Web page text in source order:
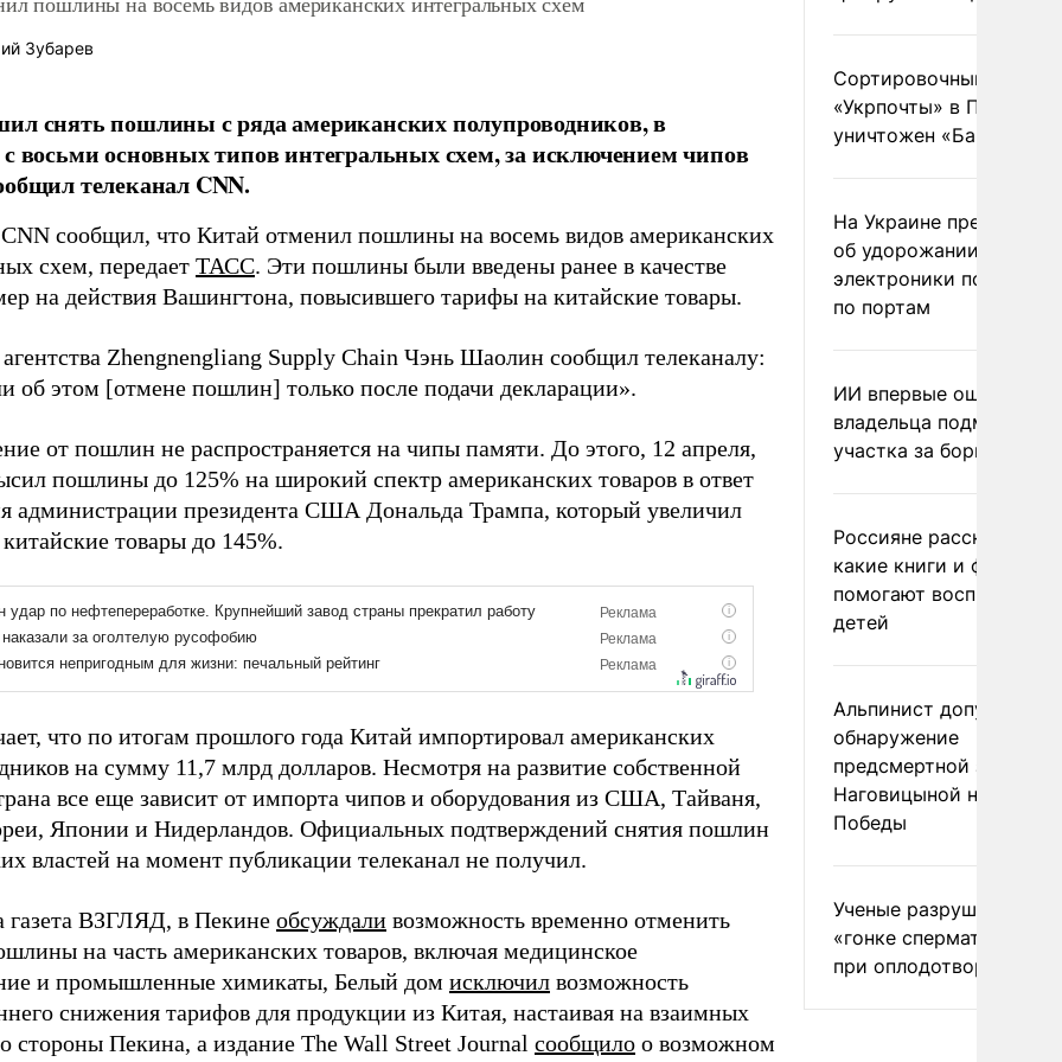
Зубарев
снять пошлины с ряда американских полупроводников, в
с восьми основных типов интегральных схем, за исключением чипов
телеканал CNN.
сообщил, что Китай отменил пошлины на восемь видов американских
схем, передает ТАСС. Эти пошлины были введены ранее в качестве
на действия Вашингтона, повысившего тарифы на китайские товары.
Zhengnengliang Supply Chain Чэнь Шаолин сообщил телеканалу:
об этом [отмене пошлин] только после подачи декларации».
от пошлин не распространяется на чипы памяти. До этого, 12 апреля,
пошлины до 125% на широкий спектр американских товаров в ответ
администрации президента США Дональда Трампа, который увеличил
товары до 145%.
что по итогам прошлого года Китай импортировал американских
на сумму 11,7 млрд долларов. Несмотря на развитие собственной
все еще зависит от импорта чипов и оборудования из США, Тайваня,
Японии и Нидерландов. Официальных подтверждений снятия пошлин
властей на момент публикации телеканал не получил.
газета ВЗГЛЯД, в Пекине обсуждали возможность временно отменить
на часть американских товаров, включая медицинское
и промышленные химикаты, Белый дом исключил возможность
снижения тарифов для продукции из Китая, настаивая на взаимных
стороны Пекина, а издание The Wall Street Journal сообщило о возможном
Сортировочный пункт
«Укрпочты» в
уничтожен
На Украине
об удорожании
электроники после
по портам
ИИ впервые
владельца
участка за борщевик
Россияне рассказали,
какие книги и фильмы
помогают воспитывать
детей
Альпинист допустил
обнаружение
предсмертной записки
Наговицыной на пике
Победы
Ученые разрушили миф
«гонке
при оплодотворении